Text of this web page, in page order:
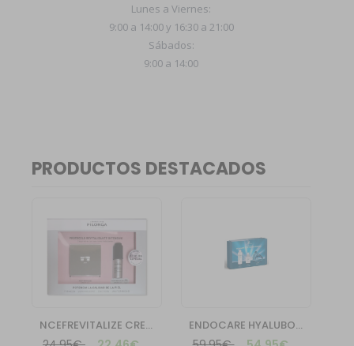
Lunes a Viernes:
9:00 a 14:00 y 16:30 a 21:00
Sábados:
9:00 a 14:00